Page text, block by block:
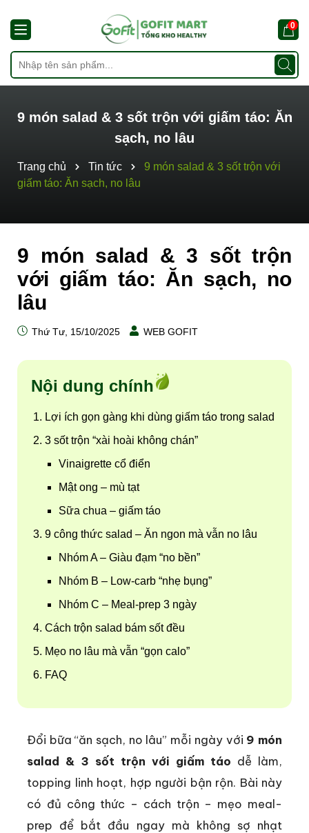
0
9 món salad & 3 sốt trộn với giấm táo: Ăn
sạch, no lâu
Trang chủ Tin tức
9 món salad & 3 sốt trộn với
giấm táo: Ăn sạch, no lâu
9 món salad & 3 sốt trộn
với giấm táo: Ăn sạch, no
lâu
Thứ Tư, 15/10/2025 WEB GOFIT
Nội dung chính
Lợi ích gọn gàng khi dùng giấm táo trong salad
3 sốt trộn “xài hoài không chán”
Vinaigrette cổ điển
Mật ong – mù tạt
Sữa chua – giấm táo
9 công thức salad – Ăn ngon mà vẫn no lâu
Nhóm A – Giàu đạm “no bền”
Nhóm B – Low-carb “nhẹ bụng”
Nhóm C – Meal-prep 3 ngày
Cách trộn salad bám sốt đều
Mẹo no lâu mà vẫn “gọn calo”
FAQ
Đổi bữa “ăn sạch, no lâu” mỗi ngày với 9 món
salad & 3 sốt trộn với giấm táo dễ làm,
topping linh hoạt, hợp người bận rộn. Bài này
có đủ công thức – cách trộn – mẹo meal-
prep để bắt đầu ngay mà không sợ nhạt